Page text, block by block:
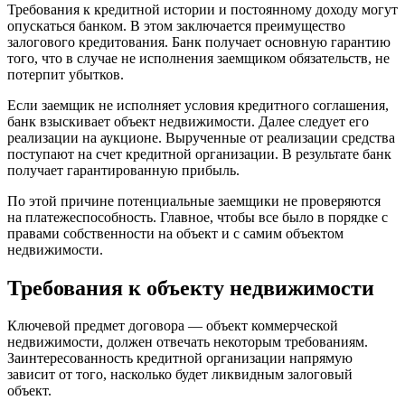
Требования к кредитной истории и постоянному доходу могут
опускаться банком. В этом заключается преимущество
залогового кредитования. Банк получает основную гарантию
того, что в случае не исполнения заемщиком обязательств, не
потерпит убытков.
Если заемщик не исполняет условия кредитного соглашения,
банк взыскивает объект недвижимости. Далее следует его
реализации на аукционе. Вырученные от реализации средства
поступают на счет кредитной организации. В результате банк
получает гарантированную прибыль.
По этой причине потенциальные заемщики не проверяются
на платежеспособность. Главное, чтобы все было в порядке с
правами собственности на объект и с самим объектом
недвижимости.
Требования к объекту недвижимости
Ключевой предмет договора — объект коммерческой
недвижимости, должен отвечать некоторым требованиям.
Заинтересованность кредитной организации напрямую
зависит от того, насколько будет ликвидным залоговый
объект.